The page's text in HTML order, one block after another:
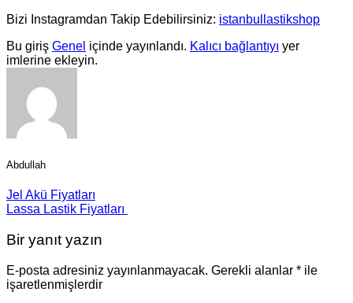
Bizi Instagramdan Takip Edebilirsiniz: istanbullastikshop
Bu giriş Genel içinde yayınlandı. Kalıcı bağlantıyı yer
imlerine ekleyin.
Abdullah
Jel Akü Fiyatları
Lassa Lastik Fiyatları
Bir yanıt yazın
E-posta adresiniz yayınlanmayacak. Gerekli alanlar * ile
işaretlenmişlerdir